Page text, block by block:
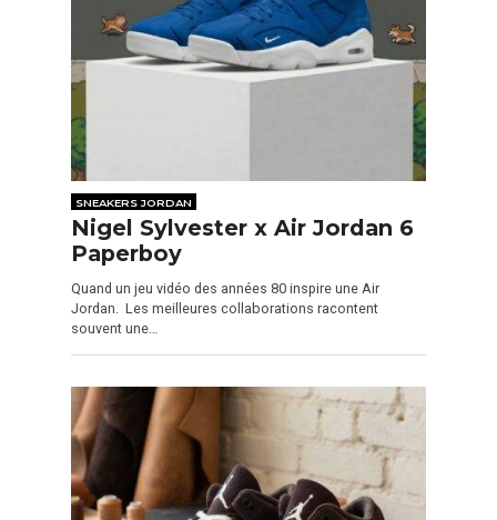
SNEAKERS JORDAN
Nigel Sylvester x Air Jordan 6
Paperboy
Quand un jeu vidéo des années 80 inspire une Air
Jordan. Les meilleures collaborations racontent
souvent une…